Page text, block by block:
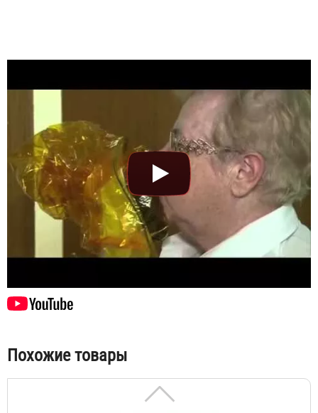
Табы
Похожие товары
Самоспасатель промышленный изолирующий СПИ-50
13 514 ₽
Самоспасатель изолирующий противопожарный СИП-1М